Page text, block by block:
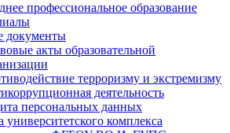
профессиональное образование
документы
акты образовательной
терроризму и экстремизму
деятельность
персональных данных
университетского комплекса